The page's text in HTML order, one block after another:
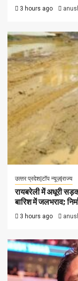
3 hours ago
उत्‍तर प्रदेश|टॉप न्यूज़|राज्य
रायबरेली में अधूरी
बारिश में जलभराव;
3 hours ago